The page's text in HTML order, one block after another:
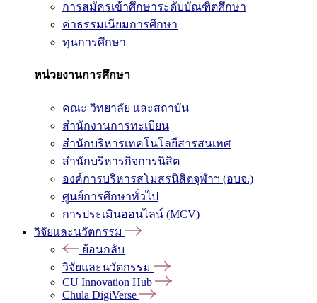
การสมัครเข้าศึกษาระดับบัณฑิตศึกษา
ค่าธรรมเนียมการศึกษา
ทุนการศึกษา
หน่วยงานการศึกษา
คณะ วิทยาลัย และสถาบัน
สำนักงานการทะเบียน
สำนักบริหารเทคโนโลยีสารสนเทศ
สำนักบริหารกิจการนิสิต
องค์การบริหารสโมสรนิสิตจุฬาฯ (อบจ.)
ศูนย์การศึกษาทั่วไป
การประเมินออนไลน์ (MCV)
วิจัยและนวัตกรรม
ย้อนกลับ
วิจัยและนวัตกรรม
CU Innovation Hub
Chula DigiVerse